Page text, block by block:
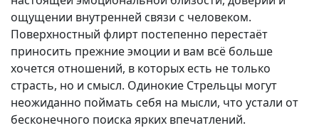
ощущении внутренней связи с человеком.
Поверхностный флирт постепенно перестаёт
приносить прежние эмоции и вам всё больше
хочется отношений, в которых есть не только
страсть, но и смысл. Одинокие Стрельцы могут
неожиданно поймать себя на мысли, что устали от
бесконечного поиска ярких впечатлений.